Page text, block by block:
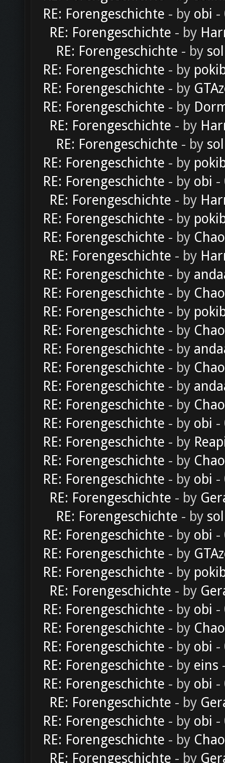
RE: Forengeschichte - by obi -
RE: Forengeschichte - by
RE: Forengeschichte - by
RE: Forengeschichte - by
RE: Forengeschichte - by
RE: Forengeschichte - by
RE: Forengeschichte - by
RE: Forengeschichte - by
RE: Forengeschichte - by
RE: Forengeschichte - by obi -
RE: Forengeschichte - by
RE: Forengeschichte - by
RE: Forengeschichte - by
RE: Forengeschichte - by
RE: Forengeschichte - by
RE: Forengeschichte - by
RE: Forengeschichte - by
RE: Forengeschichte - by
RE: Forengeschichte - by
RE: Forengeschichte - by
RE: Forengeschichte - by
RE: Forengeschichte - by
RE: Forengeschichte - by obi -
RE: Forengeschichte - by
RE: Forengeschichte - by
RE: Forengeschichte - by obi -
RE: Forengeschichte - by
RE: Forengeschichte - by
RE: Forengeschichte - by obi -
RE: Forengeschichte - by
RE: Forengeschichte - by
RE: Forengeschichte - by
RE: Forengeschichte - by obi -
RE: Forengeschichte - by
RE: Forengeschichte - by obi -
RE: Forengeschichte - by eins
RE: Forengeschichte - by obi -
RE: Forengeschichte - by
RE: Forengeschichte - by obi -
RE: Forengeschichte - by
RE: Forengeschichte - by